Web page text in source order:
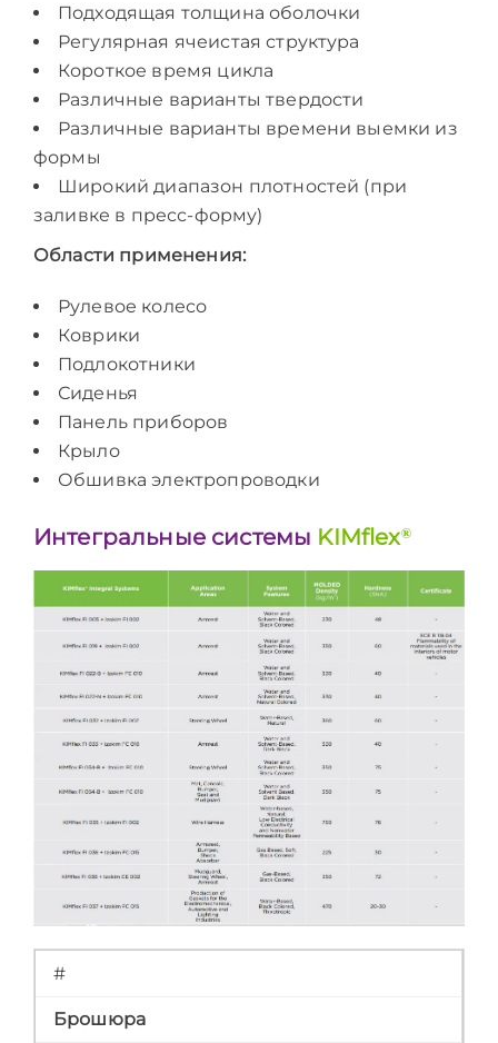
Подходящая толщина оболочки
Регулярная ячеистая структура
Короткое время цикла
Различные варианты твердости
Различные варианты времени выемки из
формы
Широкий диапазон плотностей (при
заливке в пресс-форму)
Области применения:
Рулевое колесо
Коврики
Подлокотники
Сиденья
Панель приборов
Крыло
Обшивка электропроводки
Интегральные системы KIMflex®
#
Брошюра